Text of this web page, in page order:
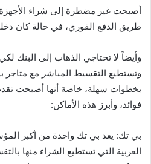
أصبحت غير مضطرة إلى شراء الأجهزة
طريق الدفع الفوري، في حالة كان
وأيضاً لا تحتاجي الذهاب إلى البنك
وتستطيع التقسيط المباشر مع متاجر
بخطوات سهلة، خاصة أنها أصبحت
فوائد، وأبرز هذه الأماكن:
بي تك: يعد بي تك واحدة من أكبر
العربية التي تستطيع الشراء منها